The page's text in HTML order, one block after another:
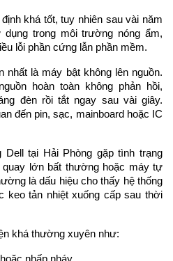
khá tốt, tuy nhiên sau vài năm
trong môi trường nóng ẩm,
lỗi phần cứng lẫn phần mềm.
nhất là máy bật không lên nguồn.
hoàn toàn không phản hồi,
đèn rồi tắt ngay sau vài giây.
đến pin, sạc, mainboard hoặc IC
Dell tại Hải Phòng gặp tình trạng
quay lớn bất thường hoặc máy tự
là dấu hiệu cho thấy hệ thống
keo tản nhiệt xuống cấp sau thời
khá thường xuyên như: